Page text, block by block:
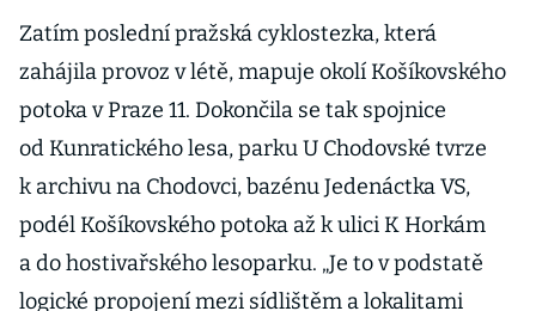
Zatím poslední pražská cyklostezka, která
zahájila provoz v létě, mapuje okolí Košíkovského
potoka v Praze 11. Dokončila se tak spojnice
od Kunratického lesa, parku U Chodovské tvrze
k archivu na Chodovci, bazénu Jedenáctka VS,
podél Košíkovského potoka až k ulici K Horkám
a do hostivařského lesoparku. „Je to v podstatě
logické propojení mezi sídlištěm a lokalitami